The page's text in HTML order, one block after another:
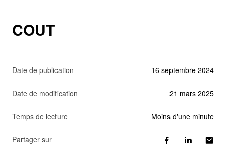
COUT
Date de publication 16 septembre 2024
Date de modification 21 mars 2025
Temps de lecture moins d'une minute
Partager sur